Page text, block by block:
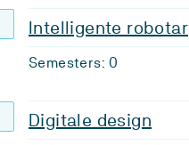
Intelligente robotar
Semesters: 0
Digitale design